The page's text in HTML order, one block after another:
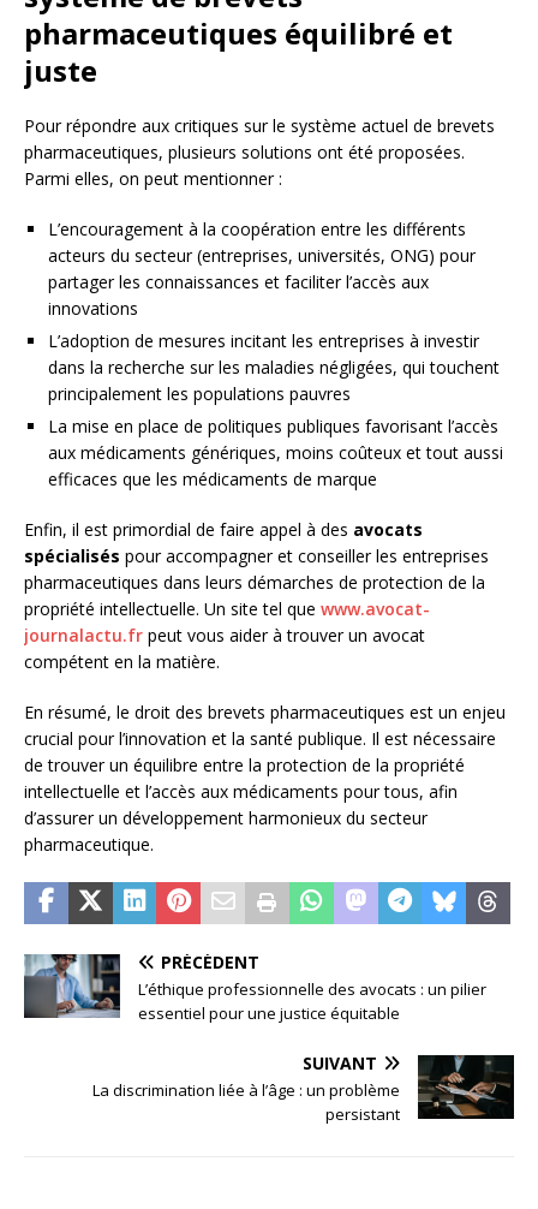
pharmaceutiques équilibré et
juste
Pour répondre aux critiques sur le système actuel de brevets
pharmaceutiques, plusieurs solutions ont été proposées.
Parmi elles, on peut mentionner :
L’encouragement à la coopération entre les différents
acteurs du secteur (entreprises, universités, ONG) pour
partager les connaissances et faciliter l’accès aux
innovations
L’adoption de mesures incitant les entreprises à investir
dans la recherche sur les maladies négligées, qui touchent
principalement les populations pauvres
La mise en place de politiques publiques favorisant l’accès
aux médicaments génériques, moins coûteux et tout aussi
efficaces que les médicaments de marque
Enfin, il est primordial de faire appel à des avocats
spécialisés pour accompagner et conseiller les entreprises
pharmaceutiques dans leurs démarches de protection de la
propriété intellectuelle. Un site tel que www.avocat-
journalactu.fr peut vous aider à trouver un avocat
compétent en la matière.
En résumé, le droit des brevets pharmaceutiques est un enjeu
crucial pour l’innovation et la santé publique. Il est nécessaire
de trouver un équilibre entre la protection de la propriété
intellectuelle et l’accès aux médicaments pour tous, afin
d’assurer un développement harmonieux du secteur
pharmaceutique.
PRÉCÉDENT
L’éthique professionnelle des avocats : un pilier
essentiel pour une justice équitable
SUIVANT
La discrimination liée à l’âge : un problème
persistant